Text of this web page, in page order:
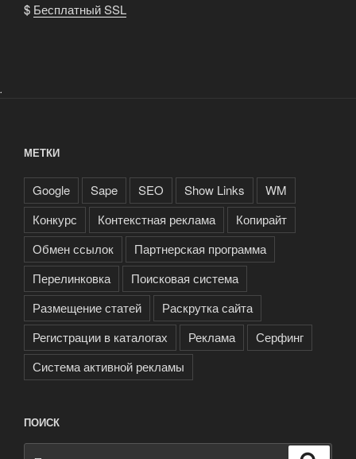
$ Бесплатный SSL
.
МЕТКИ
Google Sape SEO Show Links
WM
Конкурс
Контекстная реклама
Копирайт
Обмен ссылок
Партнерская программа
Перелинковка
Поисковая система
Размещение статей
Раскрутка сайта
Регистрации в каталогах
Реклама
Серфинг
Система активной рекламы
ПОИСК